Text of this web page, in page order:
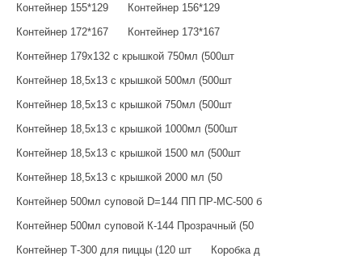
Контейнер 155*129
Контейнер 156*129
Контейнер 172*167
Контейнер 173*167
Контейнер 179х132 с крышкой 750мл (500шт
Контейнер 18,5х13 с крышкой 500мл (500шт
Контейнер 18,5х13 с крышкой 750мл (500шт
Контейнер 18,5х13 с крышкой 1000мл (500шт
Контейнер 18,5х13 с крышкой 1500 мл (500шт
Контейнер 18,5х13 с крышкой 2000 мл (50
Контейнер 500мл суповой D=144 ПП ПР-МС-500 б
Контейнер 500мл суповой К-144 Прозрачный (50
Контейнер Т-300 для пиццы (120 шт
Коробка д